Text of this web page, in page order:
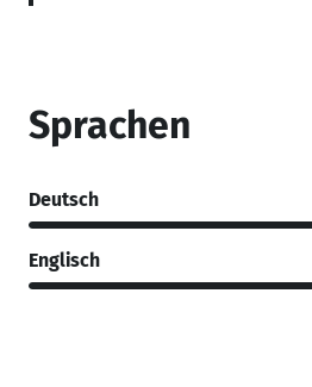
Sprachen
Deutsch
Englisch